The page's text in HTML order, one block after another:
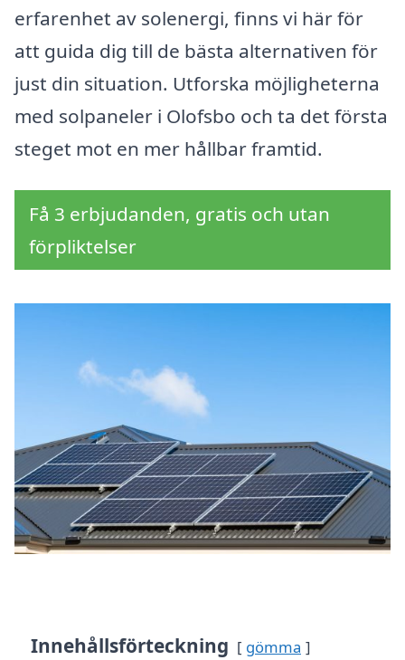
erfarenhet av solenergi, finns vi här för
att guida dig till de bästa alternativen för
just din situation. Utforska möjligheterna
med solpaneler i Olofsbo och ta det första
steget mot en mer hållbar framtid.
Få 3 erbjudanden, gratis och utan
förpliktelser
Innehållsförteckning gömma